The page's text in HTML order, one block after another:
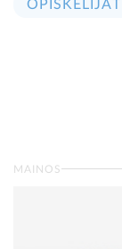
OPISKELIJAT
MAINOS